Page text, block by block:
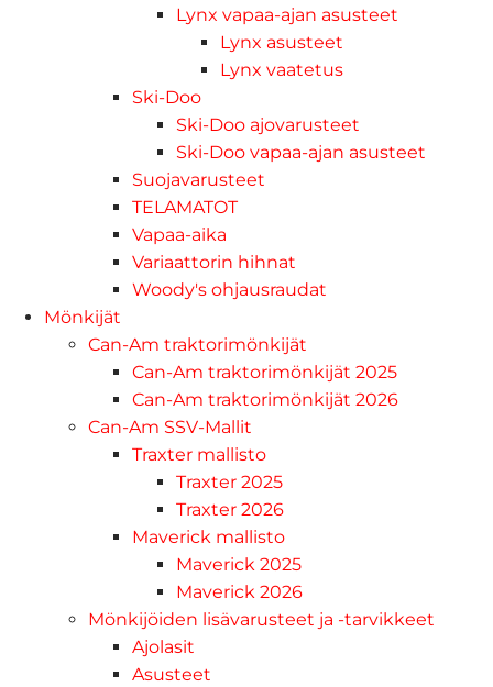
Lynx vapaa-ajan asusteet
Lynx asusteet
Lynx vaatetus
Ski-Doo
Ski-Doo ajovarusteet
Ski-Doo vapaa-ajan asusteet
Suojavarusteet
TELAMATOT
Vapaa-aika
Variaattorin hihnat
Woody's ohjausraudat
Mönkijät
Can-Am traktorimönkijät
Can-Am traktorimönkijät 2025
Can-Am traktorimönkijät 2026
Can-Am SSV-Mallit
Traxter mallisto
Traxter 2025
Traxter 2026
Maverick mallisto
Maverick 2025
Maverick 2026
Mönkijöiden lisävarusteet ja -tarvikkeet
Ajolasit
Asusteet